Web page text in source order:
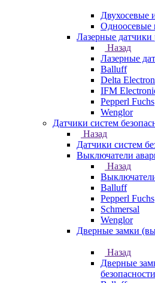
Двухосевые
Одноосевые
Лазерные датчики
Назад
Лазерные
Balluff
Delta
IFM
Pepperl Fuchs
Wenglor
Датчики систем
Назад
Датчики систем
Выключатели
Назад
Balluff
Pepperl Fuchs
Schmersal
Wenglor
Дверные замки
Назад
Дверные
безопасности